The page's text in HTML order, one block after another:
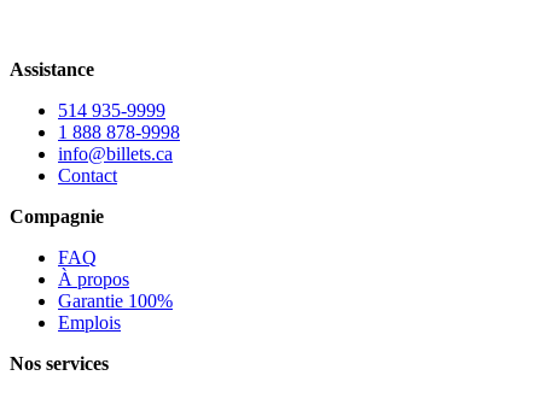
Assistance
514 935-9999
1 888 878-9998
info@billets.ca
Contact
Compagnie
FAQ
À propos
Garantie 100%
Emplois
Nos services